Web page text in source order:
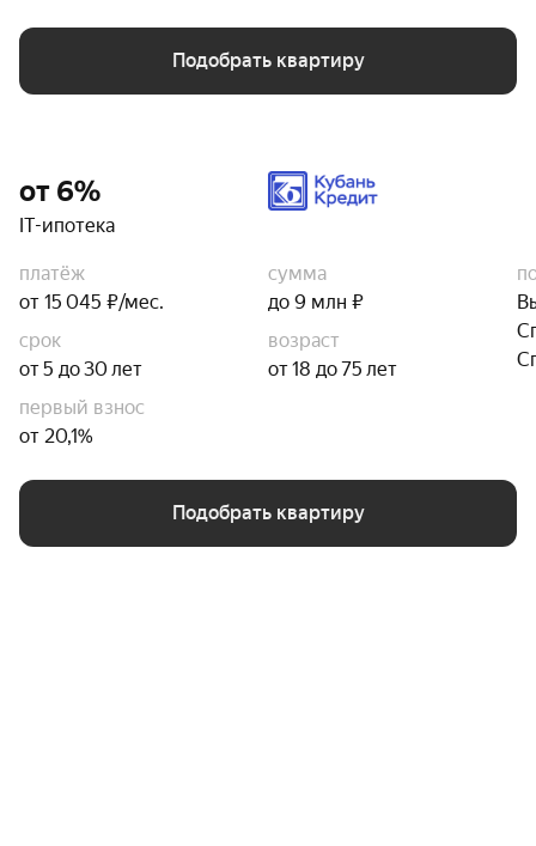
Подобрать квартиру
от 6%
IT-ипотека
платёж
от 15 045 ₽/мес.
сумма
до 9 млн ₽
срок
от 5 до 30 лет
возраст
от 18 до 75 лет
первый взнос
от 20,1%
Подобрать квартиру